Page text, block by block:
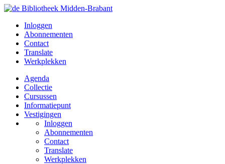
Inloggen
Abonnementen
Contact
Translate
Werkplekken
Agenda
Collectie
Cursussen
Informatiepunt
Vestigingen
Inloggen
Abonnementen
Contact
Translate
Werkplekken